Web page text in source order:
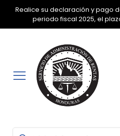
Realice su declaración y pago
periodo fiscal 2025, el